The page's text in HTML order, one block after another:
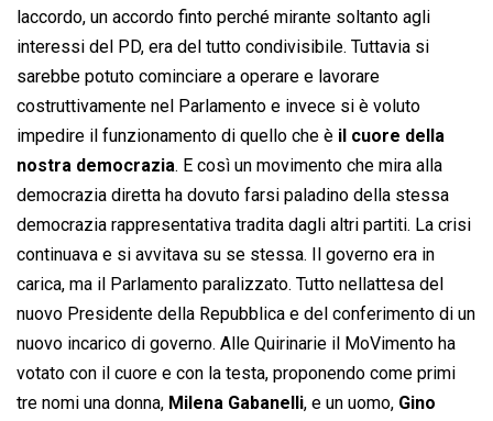
laccordo, un accordo finto perché mirante soltanto agli
interessi del PD, era del tutto condivisibile. Tuttavia si
sarebbe potuto cominciare a operare e lavorare
costruttivamente nel Parlamento e invece si è voluto
impedire il funzionamento di quello che è il cuore della
nostra democrazia. E così un movimento che mira alla
democrazia diretta ha dovuto farsi paladino della stessa
democrazia rappresentativa tradita dagli altri partiti. La crisi
continuava e si avvitava su se stessa. Il governo era in
carica, ma il Parlamento paralizzato. Tutto nellattesa del
nuovo Presidente della Repubblica e del conferimento di un
nuovo incarico di governo. Alle Quirinarie il MoVimento ha
votato con il cuore e con la testa, proponendo come primi
tre nomi una donna, Milena Gabanelli, e un uomo, Gino